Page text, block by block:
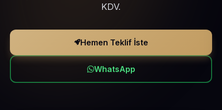
KDV.
Hemen Teklif İste
WhatsApp